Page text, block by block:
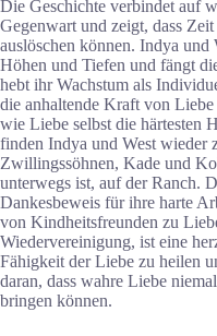
Die Geschichte verbindet auf
Gegenwart und zeigt, dass
auslöschen können. Indya und
Höhen und Tiefen und fängt
hebt ihr Wachstum als
die anhaltende Kraft von
wie Liebe selbst die härtesten
finden Indya und West wieder
Zwillingssöhnen, Kade und
unterwegs ist, auf der Ranch.
Dankesbeweis für ihre harte
von Kindheitsfreunden zu
Wiedervereinigung, ist eine
Fähigkeit der Liebe zu heilen
daran, dass wahre Liebe
bringen können.